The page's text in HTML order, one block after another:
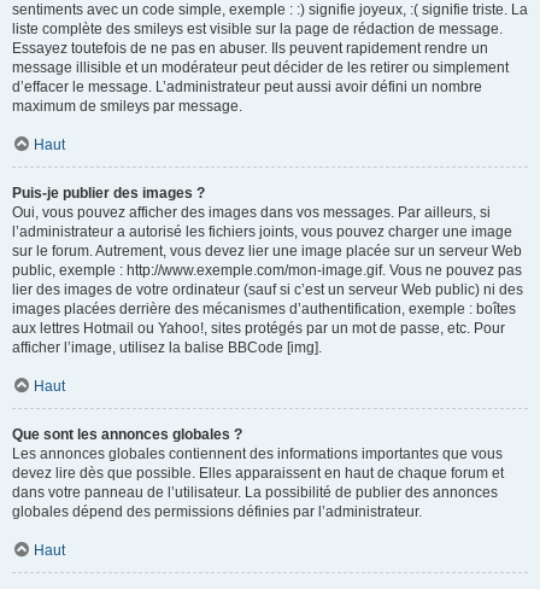
sentiments avec un code simple, exemple : :) signifie joyeux, :( signifie triste. La
liste complète des smileys est visible sur la page de rédaction de message.
Essayez toutefois de ne pas en abuser. Ils peuvent rapidement rendre un
message illisible et un modérateur peut décider de les retirer ou simplement
d’effacer le message. L’administrateur peut aussi avoir défini un nombre
maximum de smileys par message.
Haut
Puis-je publier des images ?
Oui, vous pouvez afficher des images dans vos messages. Par ailleurs, si
l’administrateur a autorisé les fichiers joints, vous pouvez charger une image
sur le forum. Autrement, vous devez lier une image placée sur un serveur Web
public, exemple : http://www.exemple.com/mon-image.gif. Vous ne pouvez pas
lier des images de votre ordinateur (sauf si c’est un serveur Web public) ni des
images placées derrière des mécanismes d’authentification, exemple : boîtes
aux lettres Hotmail ou Yahoo!, sites protégés par un mot de passe, etc. Pour
afficher l’image, utilisez la balise BBCode [img].
Haut
Que sont les annonces globales ?
Les annonces globales contiennent des informations importantes que vous
devez lire dès que possible. Elles apparaissent en haut de chaque forum et
dans votre panneau de l’utilisateur. La possibilité de publier des annonces
globales dépend des permissions définies par l’administrateur.
Haut